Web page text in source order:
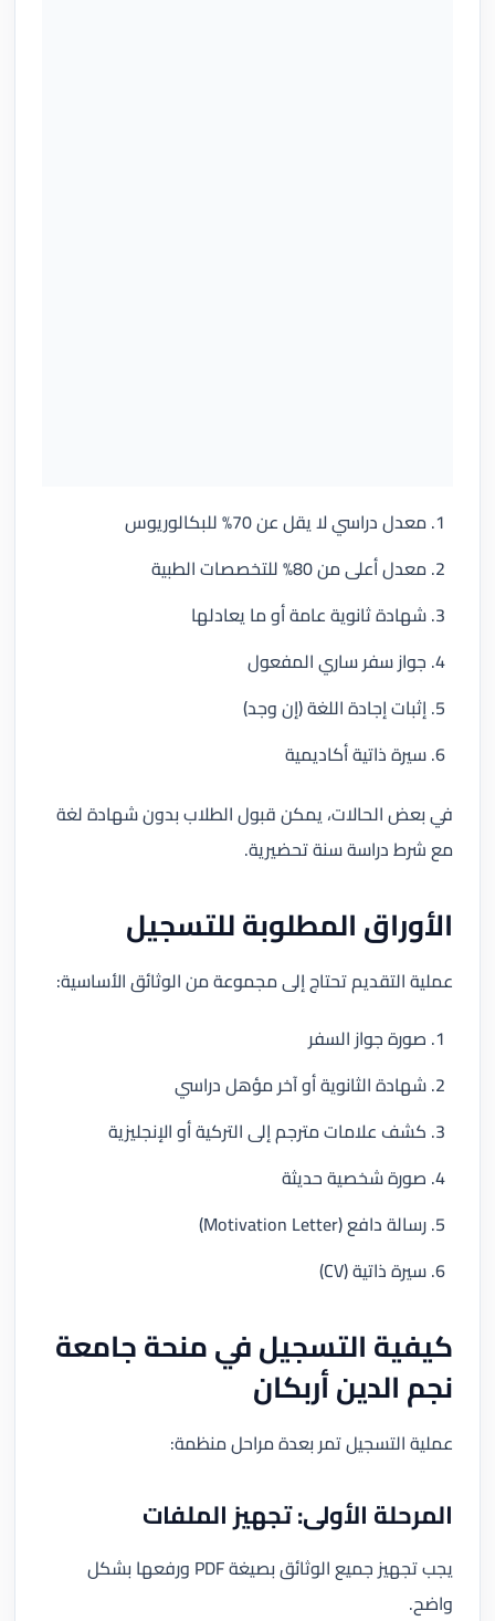
معدل دراسي لا يقل عن 70% للبكالوريوس
معدل أعلى من 80% للتخصصات الطبية
شهادة ثانوية عامة أو ما يعادلها
جواز سفر ساري المفعول
إثبات إجادة اللغة (إن وجد)
سيرة ذاتية أكاديمية
في بعض الحالات، يمكن قبول الطلاب بدون شهادة لغة
مع شرط دراسة سنة تحضيرية.
الأوراق المطلوبة للتسجيل
عملية التقديم تحتاج إلى مجموعة من الوثائق الأساسية:
صورة جواز السفر
شهادة الثانوية أو آخر مؤهل دراسي
كشف علامات مترجم إلى التركية أو الإنجليزية
صورة شخصية حديثة
رسالة دافع (Motivation Letter)
سيرة ذاتية (CV)
كيفية التسجيل في منحة جامعة
نجم الدين أربكان
عملية التسجيل تمر بعدة مراحل منظمة:
المرحلة الأولى: تجهيز الملفات
يجب تجهيز جميع الوثائق بصيغة PDF ورفعها بشكل
واضح.